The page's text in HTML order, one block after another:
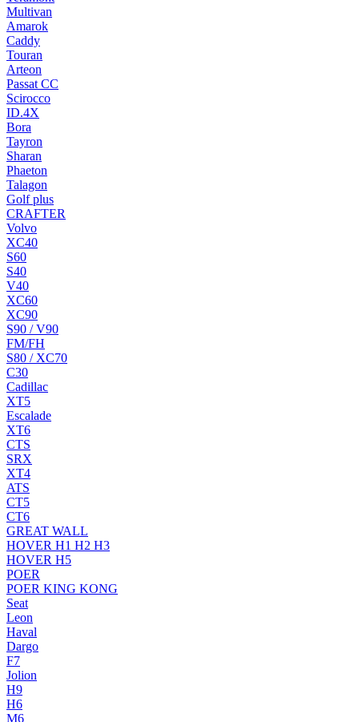
Multivan
Amarok
Caddy
Touran
Arteon
Passat CC
Scirocco
ID.4X
Bora
Tayron
Sharan
Phaeton
Talagon
Golf plus
CRAFTER
Volvo
XC40
S60
S40
V40
XC60
XC90
S90 / V90
FM/FH
S80 / XC70
C30
Cadillac
XT5
Escalade
XT6
CTS
SRX
XT4
ATS
CT5
CT6
GREAT WALL
HOVER H1 H2 H3
HOVER H5
POER
POER KING KONG
Seat
Leon
Haval
Dargo
F7
Jolion
H9
H6
M6